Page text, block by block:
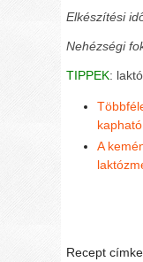
Elkészítési
Nehézségi
TIPPEK:
kapható
A
Recept